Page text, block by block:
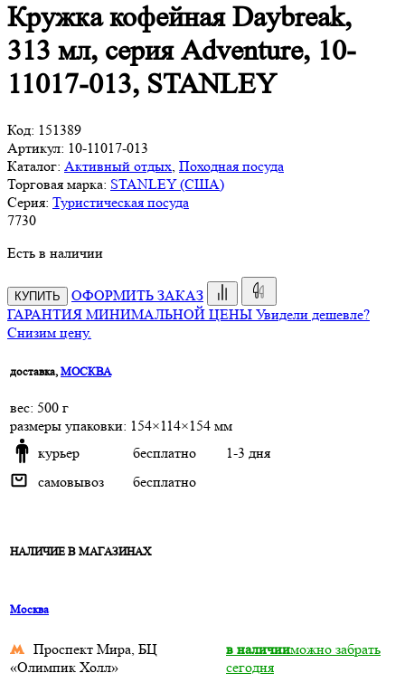
Кружка кофейная Daybreak,
313 мл, серия Adventure, 10-
11017-013, STANLEY
Код: 151389
Артикул: 10-11017-013
Каталог: Активный отдых Походная посуда
Торговая марка: STANLEY (США)
Серия: Туристическая посуда
7730
Есть в наличии
КУПИТЬ
ОФОРМИТЬ ЗАКАЗ
ГАРАНТИЯ МИНИМАЛЬНОЙ ЦЕНЫ Увидели дешевле?
Снизим цену.
доставка, МОСКВА
веc: 500 г
размеры упаковки: 154×114×154 мм
курьер
бесплатно
1-3 дня
самовывоз
бесплатно
НАЛИЧИЕ В МАГАЗИНАХ
Москва
Проспект Мира, БЦ
«Олимпик Холл»
в наличииможно забрать
сегодня